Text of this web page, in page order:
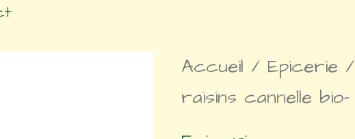
Accueil / Epicerie/
raisins cannelle